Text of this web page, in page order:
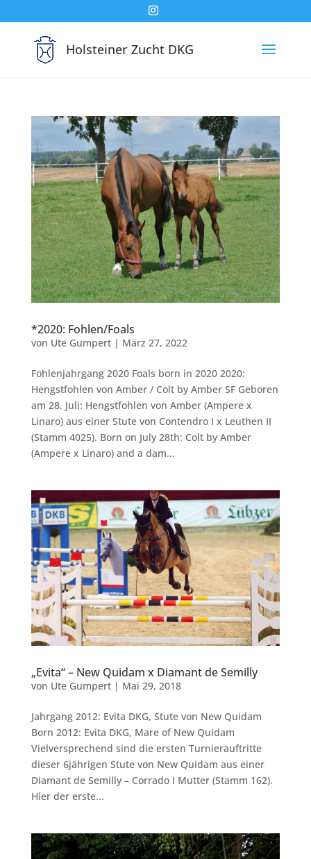
Holsteiner Zucht DKG
*2020: Fohlen/Foals
von Ute Gumpert| März 27, 2022
Fohlenjahrgang 2020 Foals born in 2020 2020:
Hengstfohlen von Amber / Colt by Amber SF Geboren
am 28. Juli: Hengstfohlen von Amber (Ampere x
Linaro) aus einer Stute von Contendro I x Leuthen II
(Stamm 4025). Born on July 28th: Colt by Amber
(Ampere x Linaro) and a dam...
„Evita“ – New Quidam x Diamant de Semilly
von Ute Gumpert| Mai 29, 2018
Jahrgang 2012: Evita DKG, Stute von New Quidam
Born 2012: Evita DKG, Mare of New Quidam
Vielversprechend sind die ersten Turnierauftritte
dieser 6jährigen Stute von New Quidam aus einer
Diamant de Semilly – Corrado I Mutter (Stamm 162).
Hier der erste...